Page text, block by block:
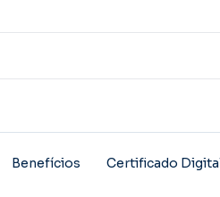
Benefícios Certificado